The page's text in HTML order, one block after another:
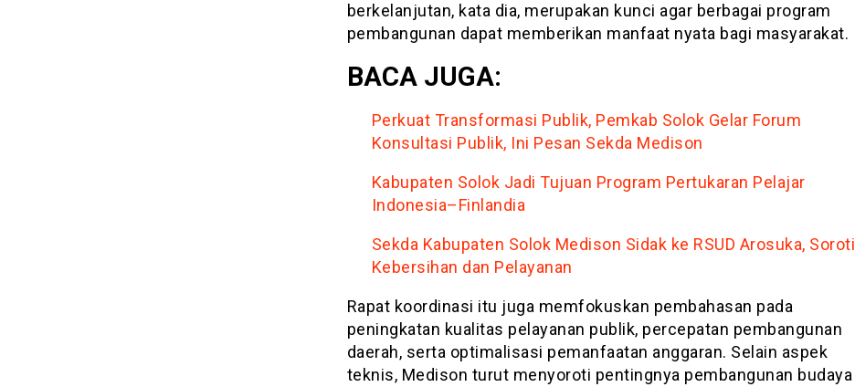
berkelanjutan, kata dia, merupakan kunci agar berbagai program
pembangunan dapat memberikan manfaat nyata bagi masyarakat.
BACA JUGA:
Perkuat Transformasi Publik, Pemkab Solok Gelar Forum
Konsultasi Publik, Ini Pesan Sekda Medison
Kabupaten Solok Jadi Tujuan Program Pertukaran Pelajar
Indonesia–Finlandia
Sekda Kabupaten Solok Medison Sidak ke RSUD Arosuka, Soroti
Kebersihan dan Pelayanan
Rapat koordinasi itu juga memfokuskan pembahasan pada
peningkatan kualitas pelayanan publik, percepatan pembangunan
daerah, serta optimalisasi pemanfaatan anggaran. Selain aspek
teknis, Medison turut menyoroti pentingnya pembangunan budaya